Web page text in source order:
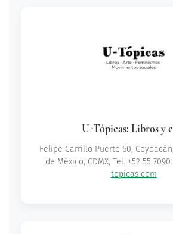
U-Tópicas: Libros y
Felipe Carrillo Puerto 60,
de México, CDMX, Tel. +52 55 7090
topicas.com